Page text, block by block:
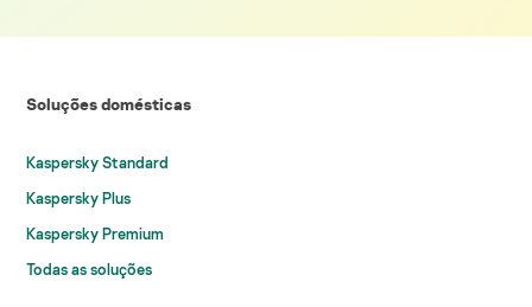
Soluções domésticas
Kaspersky Standard
Kaspersky Plus
Kaspersky Premium
Todas as soluções